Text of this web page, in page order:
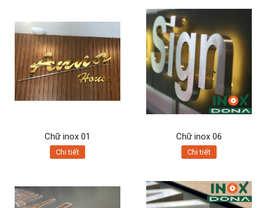
Chữ inox 01
Chi tiết
Chữ inox 06
Chi tiết